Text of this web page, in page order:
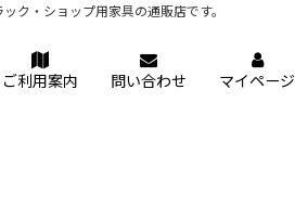
ク・ショップ用家具の通販店です。
ご利用案内 問い合わせ マイページ